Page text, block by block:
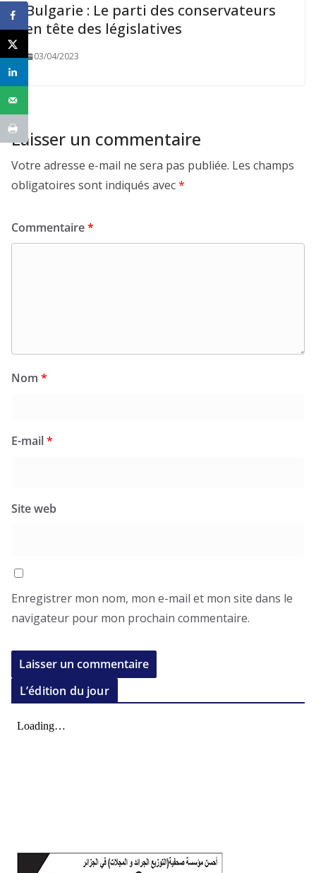
Bulgarie : Le parti des conservateurs
en tête des législatives
03/04/2023
Laisser un commentaire
Votre adresse e-mail ne sera pas publiée. Les champs
obligatoires sont indiqués avec*
Commentaire*
Nom *
E-mail*
Site web
Enregistrer mon nom, mon e-mail et mon site dans le
navigateur pour mon prochain commentaire.
L’édition du jour